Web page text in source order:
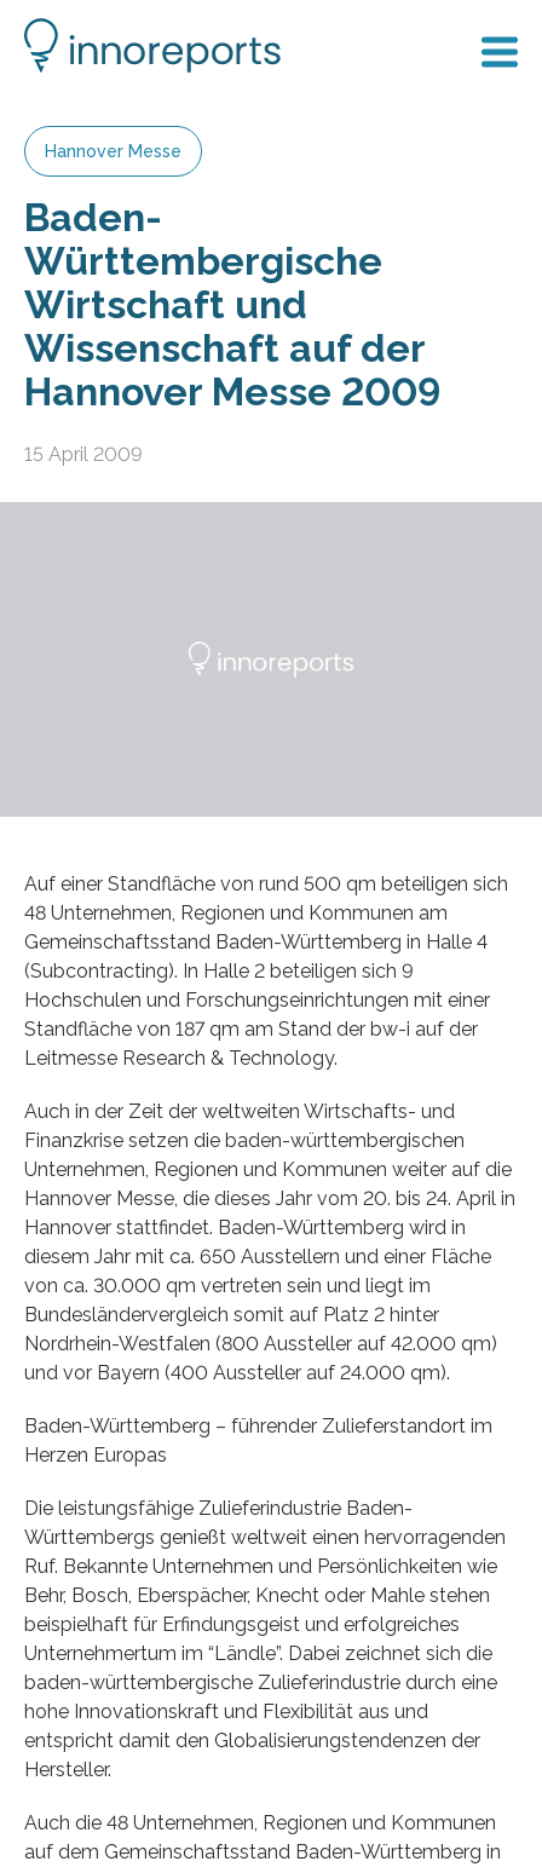
Hannover Messe
Baden-
Württembergische
Wirtschaft und
Wissenschaft auf der
Hannover Messe 2009
15 April 2009
Auf einer Standfläche von rund 500 qm beteiligen sich
48 Unternehmen, Regionen und Kommunen am
Gemeinschaftsstand Baden-Württemberg in Halle 4
(Subcontracting). In Halle 2 beteiligen sich 9
Hochschulen und Forschungseinrichtungen mit einer
Standfläche von 187 qm am Stand der bw-i auf der
Leitmesse Research & Technology.
Auch in der Zeit der weltweiten Wirtschafts- und
Finanzkrise setzen die baden-württembergischen
Unternehmen, Regionen und Kommunen weiter auf die
Hannover Messe, die dieses Jahr vom 20. bis 24. April in
Hannover stattfindet. Baden-Württemberg wird in
diesem Jahr mit ca. 650 Ausstellern und einer Fläche
von ca. 30.000 qm vertreten sein und liegt im
Bundesländervergleich somit auf Platz 2 hinter
Nordrhein-Westfalen (800 Aussteller auf 42.000 qm)
und vor Bayern (400 Aussteller auf 24.000 qm).
Baden-Württemberg – führender Zulieferstandort im
Herzen Europas
Die leistungsfähige Zulieferindustrie Baden-
Württembergs genießt weltweit einen hervorragenden
Ruf. Bekannte Unternehmen und Persönlichkeiten wie
Behr, Bosch, Eberspächer, Knecht oder Mahle stehen
beispielhaft für Erfindungsgeist und erfolgreiches
Unternehmertum im “Ländle”. Dabei zeichnet sich die
baden-württembergische Zulieferindustrie durch eine
hohe Innovationskraft und Flexibilität aus und
entspricht damit den Globalisierungstendenzen der
Hersteller.
Auch die 48 Unternehmen, Regionen und Kommunen
auf dem Gemeinschaftsstand Baden-Württemberg in